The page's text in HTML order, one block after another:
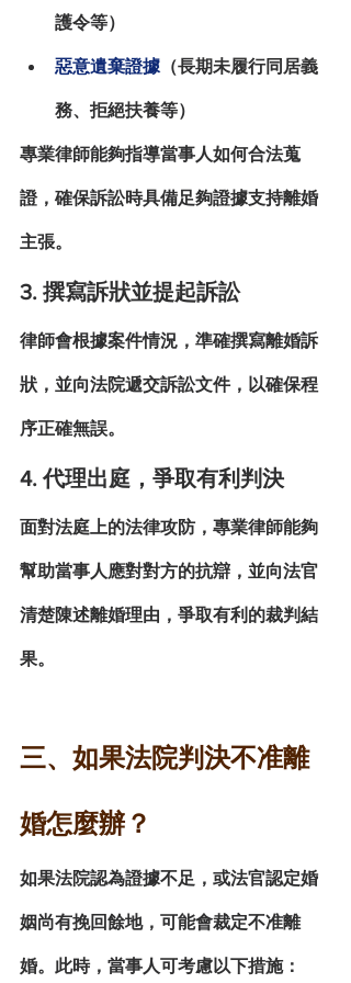
護令等）
惡意遺棄證據 （長期未履行同居義
務、拒絕扶養等）
專業律師能夠指導當事人如何合法蒐
證，確保訴訟時具備足夠證據支持離婚
主張。
3. 撰寫訴狀並提起訴訟
律師會根據案件情況，準確撰寫離婚訴
狀，並向法院遞交訴訟文件，以確保程
序正確無誤。
4. 代理出庭，爭取有利判決
面對法庭上的法律攻防，專業律師能夠
幫助當事人應對對方的抗辯，並向法官
清楚陳述離婚理由，爭取有利的裁判結
果。
三、如果法院判決不准離
婚怎麼辦？
如果法院認為證據不足，或法官認定婚
姻尚有挽回餘地，可能會裁定不准離
婚。此時，當事人可考慮以下措施：